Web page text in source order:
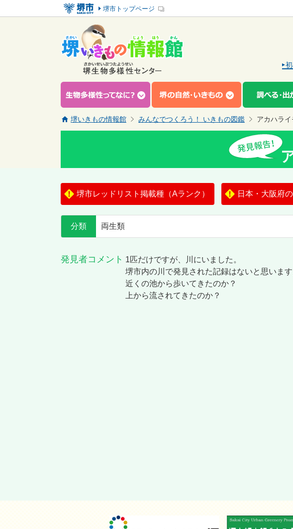
堺市トップページ
堺いきもの情報館 みんなでつくろう！ いきもの図鑑 アカハライ
堺市レッドリスト掲載種（Aランク） 日本・大阪府
分類 両生類
発見者コメント 1匹だけですが、川にいました。
堺市内の川で発見された記録はないと思います
近くの池から歩いてきたのか？
上から流されてきたのか？